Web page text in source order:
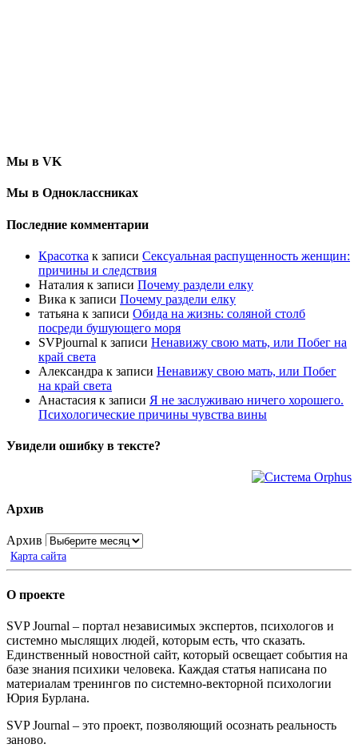
Мы в VK
Мы в Одноклассниках
Последние комментарии
Красотка к записи Сексуальная распущенность женщин:
причины и следствия
Наталия к записи Почему раздели елку
Вика к записи Почему раздели елку
татьяна к записи Обида на жизнь: соляной столб
посреди бушующего моря
SVPjournal к записи Ненавижу свою мать, или Побег на
край света
Александра к записи Ненавижу свою мать, или Побег
на край света
Анастасия к записи Я не заслуживаю ничего хорошего.
Психологические причины чувства вины
Увидели ошибку в тексте?
Архив
Архив
Карта сайта
О проекте
SVP Journal – портал независимых экспертов, психологов и
системно мыслящих людей, которым есть, что сказать.
Единственный новостной сайт, который освещает события на
базе знания психики человека. Каждая статья написана по
материалам тренингов по системно-векторной психологии
Юрия Бурлана.
SVP Journal – это проект, позволяющий осознать реальность
заново.